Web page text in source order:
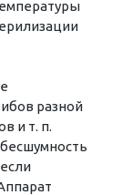
разной
и т. п.